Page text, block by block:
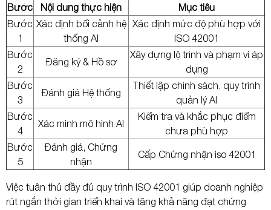
Bước Nội dung thực hiện
Mục tiêu
Bước
1
Xác định bối cảnh hệ
thống AI
Xác định mức độ phù hợp với
ISO 42001
Bước
2
Đăng ký & Hồ sơ
Xây dựng lộ trình và phạm vi áp
dụng
Bước
3
Đánh giá Hệ thống
Thiết lập chính sách, quy trình
quản lý AI
Bước
4
Xác minh mô hình AI
Kiểm tra và khắc phục điểm
chưa phù hợp
Bước
5
Đánh giá, Chứng
nhận
Cấp Chứng nhận iso 42001
Việc tuân thủ đầy đủ quy trình ISO 42001 giúp doanh nghiệp
rút ngắn thời gian triển khai và tăng khả năng đạt chứng